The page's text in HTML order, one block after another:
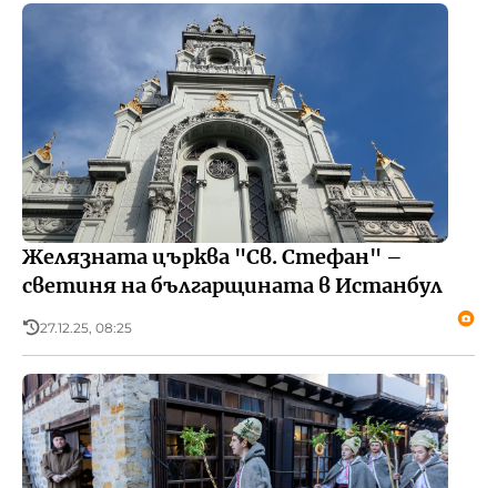
Желязната църква "Св. Стефан" –
светиня на българщината в Истанбул
27.12.25, 08:25